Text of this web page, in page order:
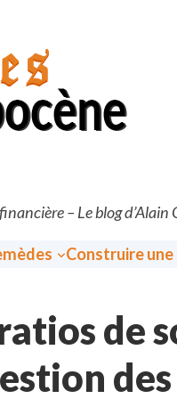
– Le blog d’Alain
Construire
de